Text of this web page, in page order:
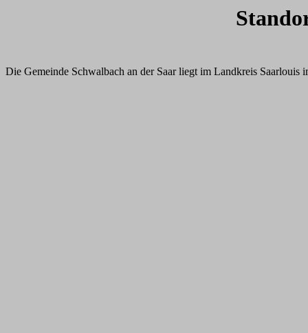
Die Gemeinde Schwalbach an der Saar liegt im Landkreis Saarlouis